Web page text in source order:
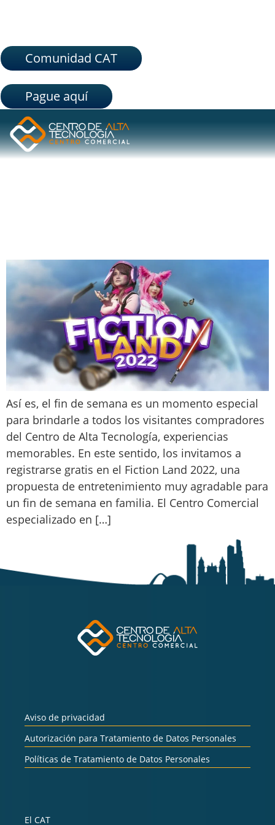
Comunidad CAT
Pague aquí
Así es, el fin de semana es un momento especial
para brindarle a todos los visitantes compradores
del Centro de Alta Tecnología, experiencias
memorables. En este sentido, los invitamos a
registrarse gratis en el Fiction Land 2022, una
propuesta de entretenimiento muy agradable para
un fin de semana en familia. El Centro Comercial
especializado en […]
Aviso de privacidad
Autorización para Tratamiento de Datos Personales
Políticas de Tratamiento de Datos Personales
El CAT